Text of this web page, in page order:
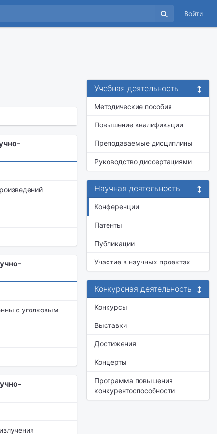
Войти
с уголковым
Учебная деятельность
Методические пособия
Повышение квалификации
Преподаваемые дисциплины
Руководство диссертациями
Научная деятельность
Конференции
Патенты
Публикации
Участие в научных проектах
Конкурсная деятельность
Конкурсы
Выставки
Достижения
Концерты
Программа повышения
конкурентоспособности